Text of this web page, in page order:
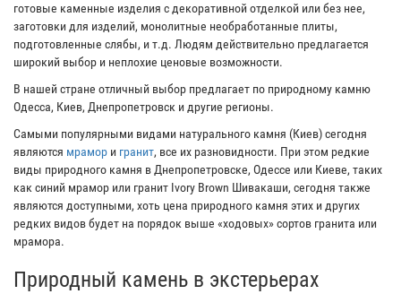
готовые каменные изделия с декоративной отделкой или без нее,
заготовки для изделий, монолитные необработанные плиты,
подготовленные слябы, и т.д. Людям действительно предлагается
широкий выбор и неплохие ценовые возможности.
В нашей стране отличный выбор предлагает по природному камню
Одесса, Киев, Днепропетровск и другие регионы.
Самыми популярными видами натурального камня (Киев) сегодня
являются мрамор и гранит, все их разновидности. При этом редкие
виды природного камня в Днепропетровске, Одессе или Киеве, таких
как синий мрамор или гранит Ivory Brown Шивакаши, сегодня также
являются доступными, хоть цена природного камня этих и других
редких видов будет на порядок выше «ходовых» сортов гранита или
мрамора.
Природный камень в экстерьерах